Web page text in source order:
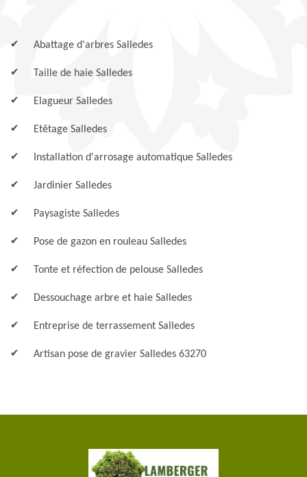
Abattage d'arbres Salledes
Taille de haie Salledes
Elagueur Salledes
Etêtage Salledes
Installation d'arrosage automatique Salledes
Jardinier Salledes
Paysagiste Salledes
Pose de gazon en rouleau Salledes
Tonte et réfection de pelouse Salledes
Dessouchage arbre et haie Salledes
Entreprise de terrassement Salledes
Artisan pose de gravier Salledes 63270